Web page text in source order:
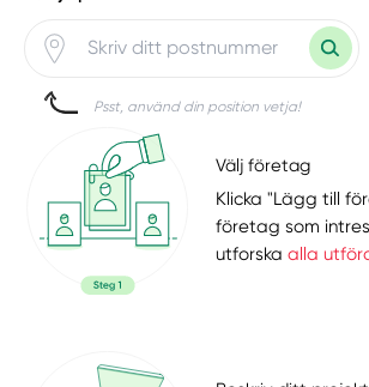
Psst, använd din position vetja!
Välj företag
Klicka "Lägg till
företag som
utforskaalla